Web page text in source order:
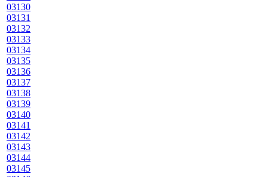
03130
03131
03132
03133
03134
03135
03136
03137
03138
03139
03140
03141
03142
03143
03144
03145